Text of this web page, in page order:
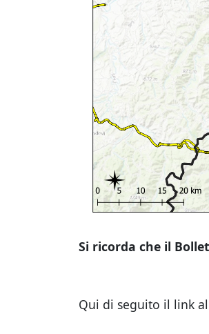
Si ricorda che il
Qui di seguito il link al